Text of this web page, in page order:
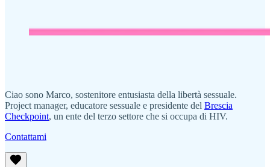
Ciao sono Marco, sostenitore entusiasta della libertà sessuale.
Project manager, educatore sessuale e presidente del Brescia
Checkpoint, un ente del terzo settore che si occupa di HIV.
Contattami